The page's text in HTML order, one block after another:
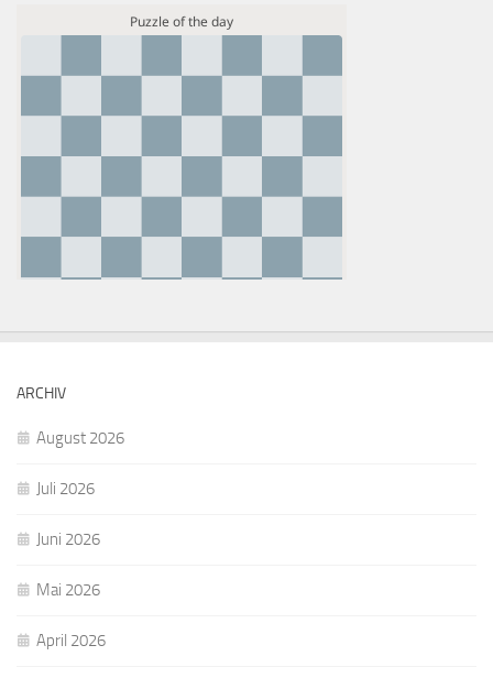
ARCHIV
August 2026
Juli 2026
Juni 2026
Mai 2026
April 2026